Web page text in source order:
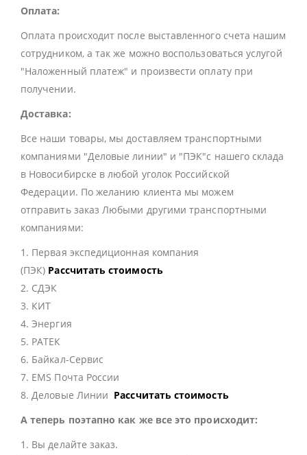
Оплата:
Оплата происходит после выставленного счета нашим
сотрудником, а так же можно воспользоваться услугой
"Наложенный платеж" и произвести оплату при
получении.
Доставка:
Все наши товары, мы доставляем транспортными
компаниями "Деловые линии" и "ПЭК"с нашего склада
в Новосибирске в любой уголок Российской
Федерации. По желанию клиента мы можем
отправить заказ Любыми другими транспортными
компаниями:
1. Первая экспедиционная компания
(ПЭК) Рассчитать стоимость
2. СДЭК
3. КИТ
4. Энергия
5. РАТЕК
6. Байкал-Сервис
7. EMS Почта России
8. Деловые Линии Рассчитать стоимость
А теперь поэтапно как же все это происходит:
1. Вы делайте заказ.